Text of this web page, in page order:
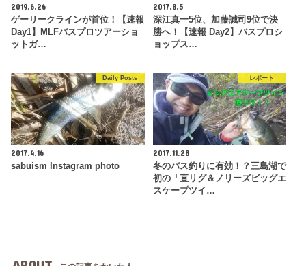
2019.6.26
ゲーリークラインが首位！【速報
Day1】MLFバスプロツアーショ
ットガ…
2017.8.5
深江真一5位、加藤誠司9位で決
勝へ！【速報 Day2】バスプロシ
ョップス…
Daily Posts
2017.4.16
sabuism Instagram photo
レポート
2017.11.28
冬のバス釣りに有効！？三島湖で
初の「直リグ＆ノリーズビッグエ
スケープツイ…